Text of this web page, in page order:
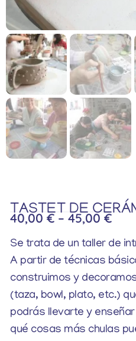
TASTET DE
40,00 €– 45,00€
Se trata de un taller de
A partir de técnicas
construimos y
(taza, bowl, plato, etc.)
podrás llevarte y
qué cosas más chulas